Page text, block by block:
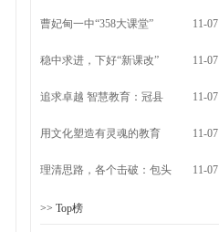
曹妃甸一中“358大课堂” 11-07
稳中求进，下好“新课改” 11-07
追求卓越 智慧教育：冠县 11-07
用文化塑造有灵魂的教育 11-07
理清思路，各个击破：包头 11-07
>> Top榜